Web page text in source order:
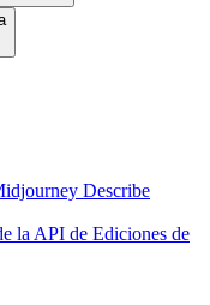
Describe
la API de Ediciones de